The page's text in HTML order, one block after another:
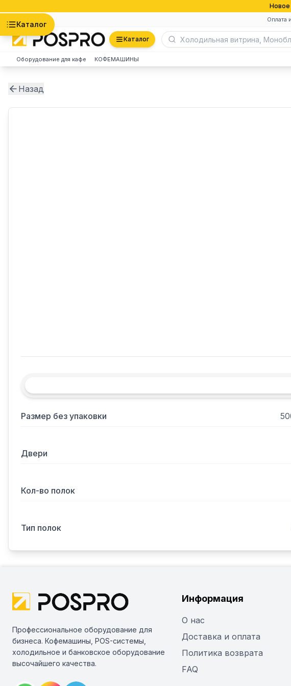
Новое
Оплата
Каталог
Каталог
Оборудование для кафе КОФЕМАШИНЫ
Назад
Размер без упаковки
Двери
Кол-во полок
Тип полок
Профессиональное оборудование для
бизнеса. Кофемашины, POS-системы,
холодильное и банковское оборудование
высочайшего качества.
Информация
О нас
Доставка и оплата
Политика возврата
FAQ